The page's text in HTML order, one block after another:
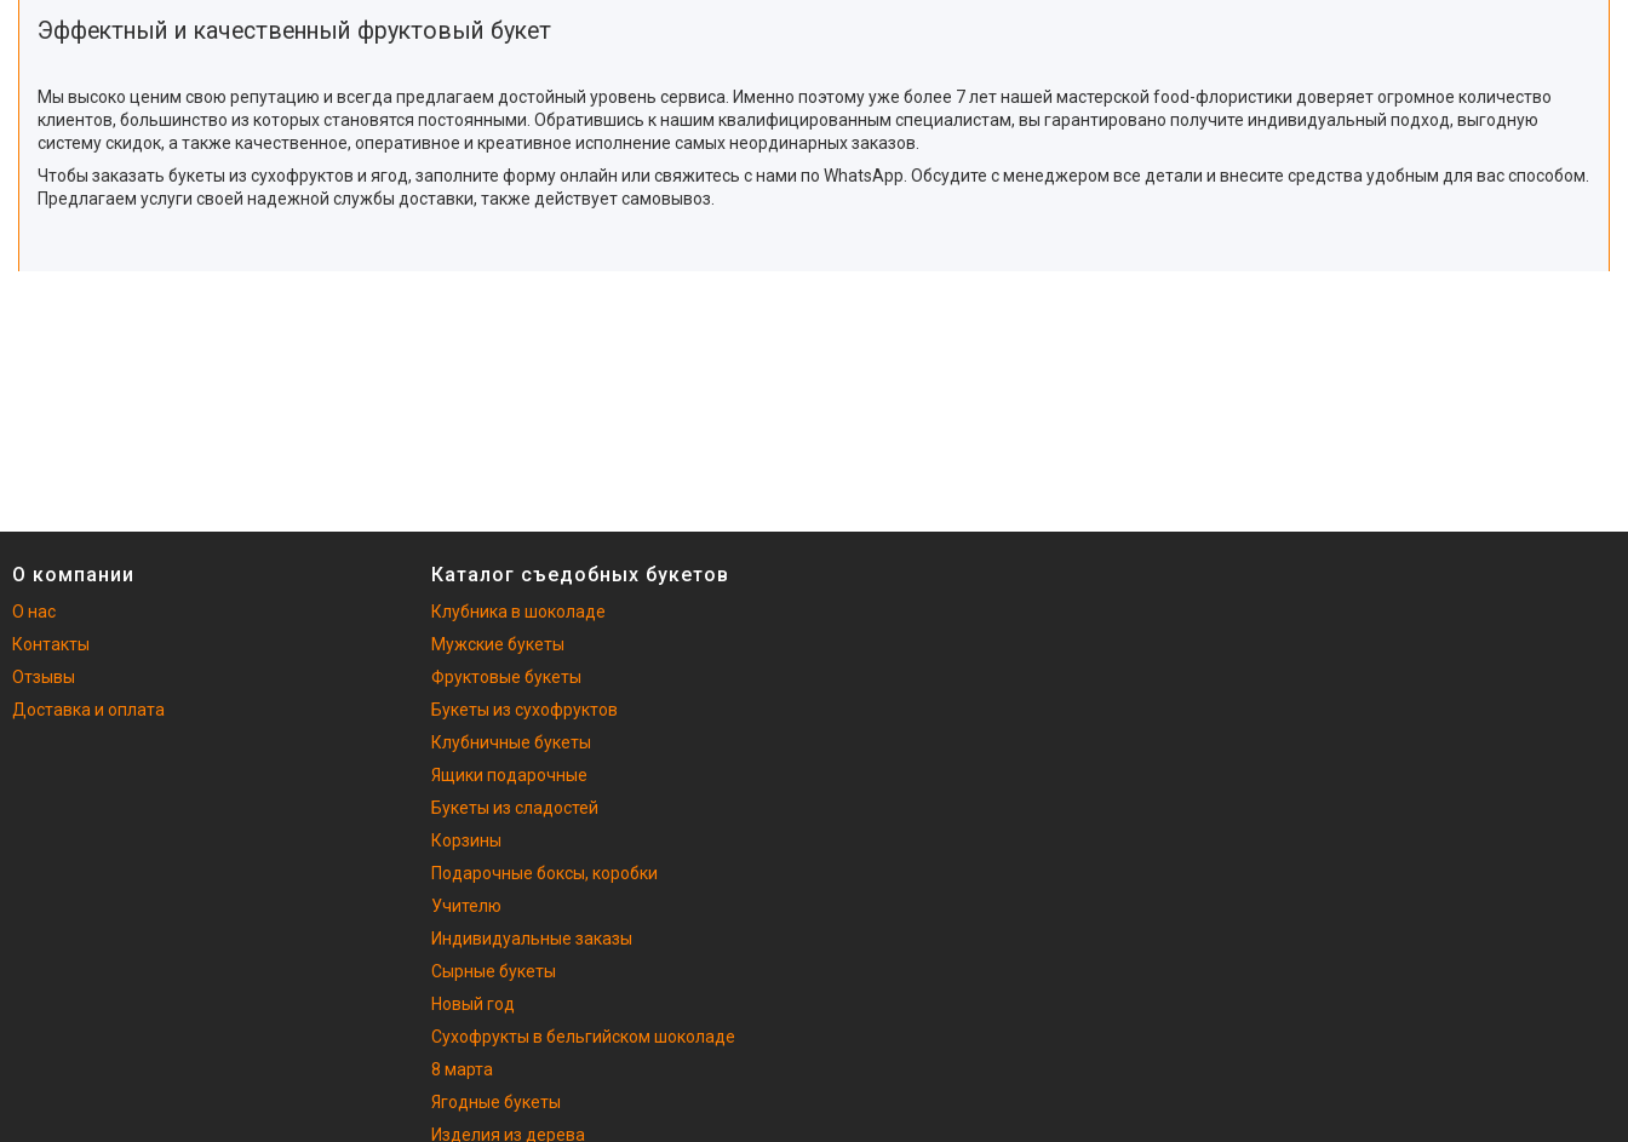
Эффектный и качественный фруктовый букет
Мы высоко ценим свою репутацию и всегда предлагаем достойный уровень сервиса. Именно поэтому уже более 7 лет нашей мастерской food-флористики доверяет огромное количество
клиентов, большинство из которых становятся постоянными. Обратившись к нашим квалифицированным специалистам, вы гарантировано получите индивидуальный подход, выгодную
систему скидок, а также качественное, оперативное и креативное исполнение самых неординарных заказов.
Чтобы заказать букеты из сухофруктов и ягод, заполните форму онлайн или свяжитесь с нами по WhatsApp. Обсудите с менеджером все детали и внесите средства удобным для вас способом.
Предлагаем услуги своей надежной службы доставки, также действует самовывоз.
О компании
О нас
Контакты
Отзывы
Доставка и оплата
Каталог съедобных букетов
Клубника в шоколаде
Мужские букеты
Фруктовые букеты
Букеты из сухофруктов
Клубничные букеты
Ящики подарочные
Букеты из сладостей
Корзины
Подарочные боксы, коробки
Учителю
Индивидуальные заказы
Сырные букеты
Новый год
Сухофрукты в бельгийском шоколаде
8 марта
Ягодные букеты
Изделия из дерева